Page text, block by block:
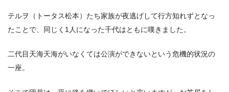
テルヲ（トータス松本）たち家族が夜逃げして行方知れずとなっ
たことで、同じく1人になった千代はともに嘆きました。
二代目天海天海がいなくては公演ができないという危機的状況の
一座。